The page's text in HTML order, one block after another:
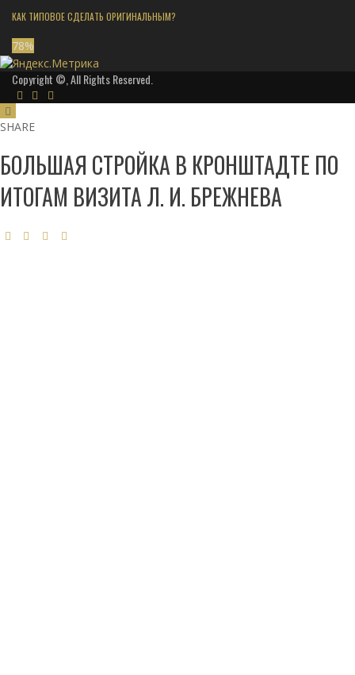
КАК ТИПОВОЕ СДЕЛАТЬ ОРИГИНАЛЬНЫМ?
78%
Copyright ©, All Rights Reserved.
SHARE
БОЛЬШАЯ СТРОЙКА В КРОНШТАДТЕ ПО
ИТОГАМ ВИЗИТА Л. И. БРЕЖНЕВА